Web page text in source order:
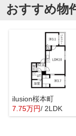
おすすめ物
ilusion桜本町
7.75万円/ 2LDK